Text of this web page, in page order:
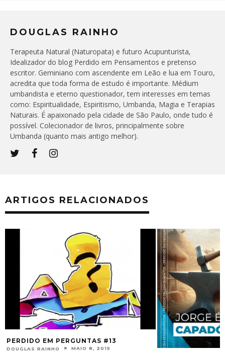
DOUGLAS RAINHO
Terapeuta Natural (Naturopata) e futuro Acupunturista,
Idealizador do blog Perdido em Pensamentos e pretenso
escritor. Geminiano com ascendente em Leão e lua em Touro,
acredita que toda forma de estudo é importante. Médium
umbandista e eterno questionador, tem interesses em temas
como: Espiritualidade, Espiritismo, Umbanda, Magia e Terapias
Naturais. É apaixonado pela cidade de São Paulo, onde tudo é
possível. Colecionador de livros, principalmente sobre
Umbanda (quanto mais antigo melhor).
ARTIGOS RELACIONADOS